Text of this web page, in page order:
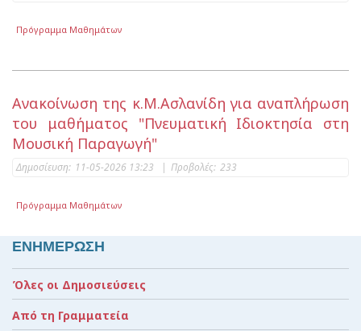
Πρόγραμμα Μαθημάτων
Ανακοίνωση της κ.Μ.Ασλανίδη για αναπλήρωση
του μαθήματος "Πνευματική Ιδιοκτησία στη
Μουσική Παραγωγή"
Δημοσίευση: 11-05-2026 13:23 | Προβολές: 233
Πρόγραμμα Μαθημάτων
ΕΝΗΜΕΡΩΣΗ
Όλες οι Δημοσιεύσεις
Από τη Γραμματεία